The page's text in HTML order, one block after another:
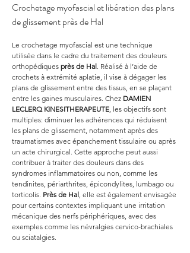
Crochetage myofascial et libération des plans
de glissement près de Hal
Le crochetage myofascial est une technique
utilisée dans le cadre du traitement des douleurs
orthopédiques près de Hal. Réalisé à l’aide de
crochets à extrémité aplatie, il vise à dégager les
plans de glissement entre des tissus, en se plaçant
entre les gaines musculaires. Chez DAMIEN
LECLERQ KINESITHERAPEUTE, les objectifs sont
multiples: diminuer les adhérences qui réduisent
les plans de glissement, notamment après des
traumatismes avec épanchement tissulaire ou après
un acte chirurgical. Cette approche peut aussi
contribuer à traiter des douleurs dans des
syndromes inflammatoires ou non, comme les
tendinites, périarthrites, épicondylites, lumbago ou
torticolis. Près de Hal, elle est également envisagée
pour certains contextes impliquant une irritation
mécanique des nerfs périphériques, avec des
exemples comme les névralgies cervico-brachiales
ou sciatalgies.